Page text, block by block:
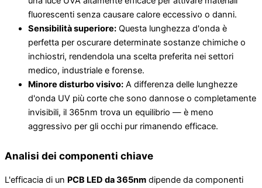
fluorescenti senza causare calore eccessivo o danni.
Sensibilità superiore: Questa lunghezza d'onda è
perfetta per oscurare determinate sostanze chimiche o
inchiostri, rendendola una scelta preferita nei settori
medico, industriale e forense.
Minore disturbo visivo: A differenza delle lunghezze
d'onda UV più corte che sono dannose o completamente
invisibili, il 365nm trova un equilibrio — è meno
aggressivo per gli occhi pur rimanendo efficace.
Analisi dei componenti chiave
L'efficacia di un PCB LED da 365nm dipende da componenti